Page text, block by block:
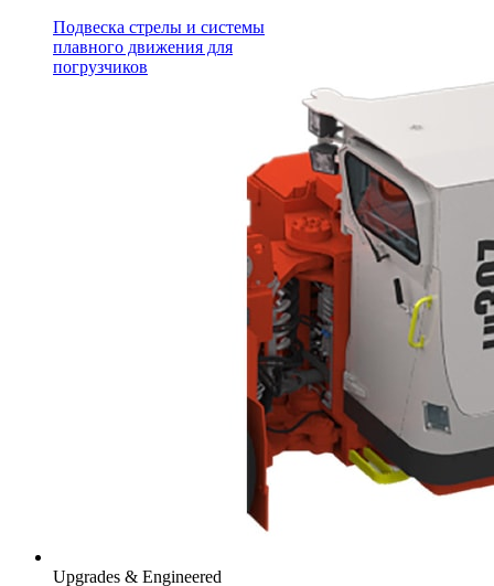
Подвеска стрелы и системы
плавного движения для
погрузчиков
Upgrades & Engineered